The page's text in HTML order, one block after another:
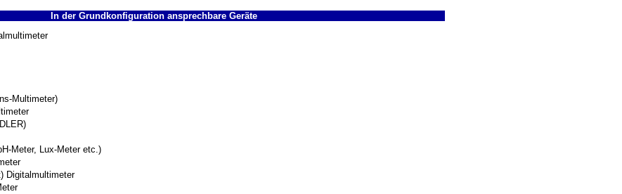
In der Grundkonfiguration ansprechbare Geräte
Multimeter)
Meter, Lux-Meter etc.)
Digitalmultimeter